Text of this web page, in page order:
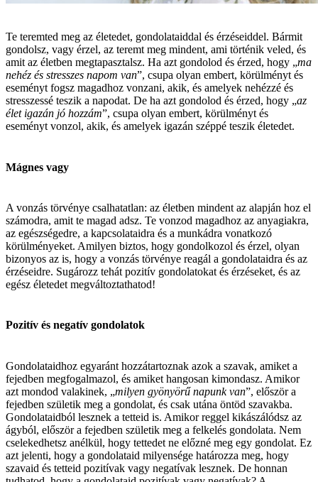
Te teremted meg az életedet, gondolataiddal és érzéseiddel. Bármit
gondolsz, vagy érzel, az teremt meg mindent, ami történik veled, és
amit az életben megtapasztalsz. Ha azt gondolod és érzed, hogy „ma
nehéz és stresszes napom van”, csupa olyan embert, körülményt és
eseményt fogsz magadhoz vonzani, akik, és amelyek nehézzé és
stresszessé teszik a napodat. De ha azt gondolod és érzed, hogy „az
élet igazán jó hozzám”, csupa olyan embert, körülményt és
eseményt vonzol, akik, és amelyek igazán széppé teszik életedet.
Mágnes vagy
A vonzás törvénye csalhatatlan: az életben mindent az alapján hoz el
számodra, amit te magad adsz. Te vonzod magadhoz az anyagiakra,
az egészségedre, a kapcsolataidra és a munkádra vonatkozó
körülményeket. Amilyen biztos, hogy gondolkozol és érzel, olyan
bizonyos az is, hogy a vonzás törvénye reagál a gondolataidra és az
érzéseidre. Sugározz tehát pozitív gondolatokat és érzéseket, és az
egész életedet megváltoztathatod!
Pozitív és negatív gondolatok
Gondolataidhoz egyaránt hozzátartoznak azok a szavak, amiket a
fejedben megfogalmazol, és amiket hangosan kimondasz. Amikor
azt mondod valakinek, „milyen gyönyörű napunk van”, először a
fejedben születik meg a gondolat, és csak utána öntöd szavakba.
Gondolataidból lesznek a tetteid is. Amikor reggel kikászálódsz az
ágyból, először a fejedben születik meg a felkelés gondolata. Nem
cselekedhetsz anélkül, hogy tettedet ne előzné meg egy gondolat. Ez
azt jelenti, hogy a gondolataid milyensége határozza meg, hogy
szavaid és tetteid pozitívak vagy negatívak lesznek. De honnan